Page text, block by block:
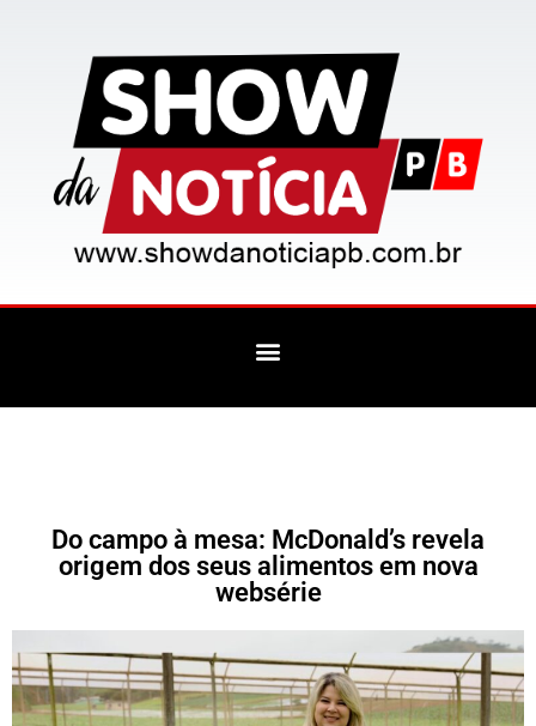
Do campo à mesa: McDonald’s revela
origem dos seus alimentos em nova
websérie